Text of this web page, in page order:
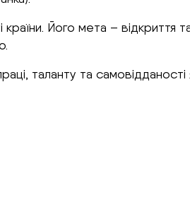
Його мета – відкриття
таланту та